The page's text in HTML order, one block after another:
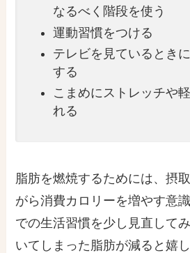
なるべく階段を使う
運動習慣をつける
テレビを見ているとき
する
こまめにストレッチや
れる
脂肪を燃焼するためには、摂
がら消費カロリーを増やす意
での生活習慣を少し見直して
いてしまった脂肪が減ると嬉